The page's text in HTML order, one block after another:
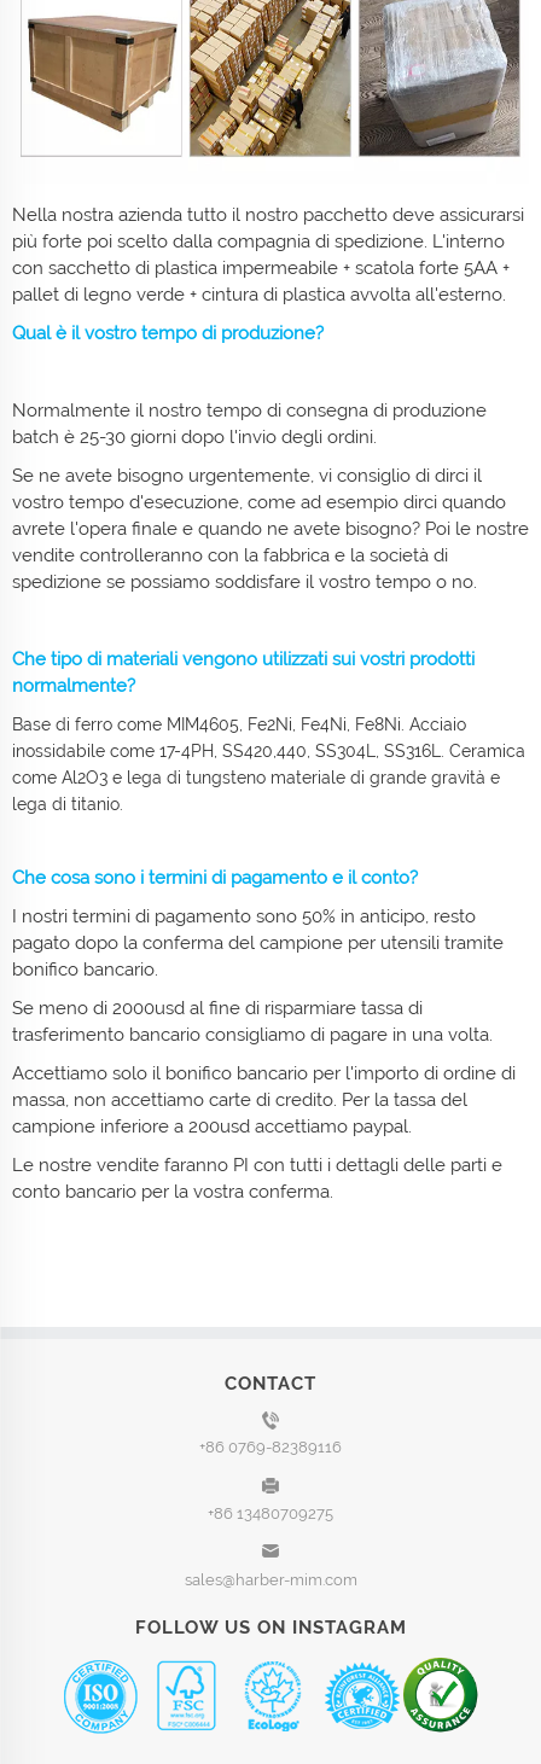
Nella nostra azienda tutto il nostro pacchetto deve assicurarsi
più forte poi scelto dalla compagnia di spedizione. L'interno
con sacchetto di plastica impermeabile + scatola forte 5AA +
pallet di legno verde + cintura di plastica avvolta all'esterno.
Qual è il vostro tempo di produzione?
Normalmente il nostro tempo di consegna di produzione
batch è 25-30 giorni dopo l'invio degli ordini.
Se ne avete bisogno urgentemente, vi consiglio di dirci il
vostro tempo d'esecuzione, come ad esempio dirci quando
avrete l'opera finale e quando ne avete bisogno? Poi le nostre
vendite controlleranno con la fabbrica e la società di
spedizione se possiamo soddisfare il vostro tempo o no.
Che tipo di materiali vengono utilizzati sui vostri prodotti
normalmente?
Base di ferro come MIM4605, Fe2Ni, Fe4Ni, Fe8Ni. Acciaio
inossidabile come 17-4PH, SS420,440, SS304L, SS316L. Ceramica
come Al2O3 e lega di tungsteno materiale di grande gravità e
lega di titanio.
Che cosa sono i termini di pagamento e il conto?
I nostri termini di pagamento sono 50% in anticipo, resto
pagato dopo la conferma del campione per utensili tramite
bonifico bancario.
Se meno di 2000usd al fine di risparmiare tassa di
trasferimento bancario consigliamo di pagare in una volta.
Accettiamo solo il bonifico bancario per l'importo di ordine di
massa, non accettiamo carte di credito. Per la tassa del
campione inferiore a 200usd accettiamo paypal.
Le nostre vendite faranno PI con tutti i dettagli delle parti e
conto bancario per la vostra conferma.
CONTACT
+86 0769-82389116
+86 13480709275
sales@harber-mim.com
FOLLOW US ON INSTAGRAM